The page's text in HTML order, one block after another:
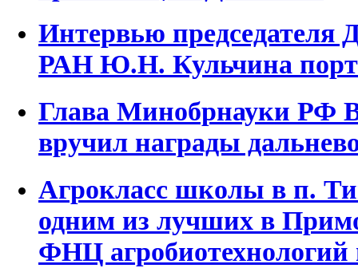
Интервью
РАН Ю.Н. Кульчина
Глава Минобрнауки РФ
вручил награды
Агрокласс школы в п.
одним из лучших в
ФНЦ